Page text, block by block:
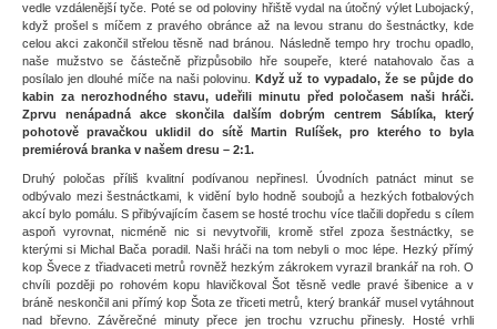
vedle vzdálenější tyče. Poté se od poloviny hřiště vydal na útočný výlet Lubojacký,
když prošel s míčem z pravého obránce až na levou stranu do šestnáctky, kde
celou akci zakončil střelou těsně nad bránou. Následně tempo hry trochu opadlo,
naše mužstvo se částečně přizpůsobilo hře soupeře, které natahovalo čas a
posílalo jen dlouhé míče na naši polovinu. Když už to vypadalo, že se půjde do
kabin za nerozhodného stavu, udeřili minutu před poločasem naši hráči.
Zprvu nenápadná akce skončila dalším dobrým centrem Sáblíka, který
pohotově pravačkou uklidil do sítě Martin Rulíšek, pro kterého to byla
premiérová branka v našem dresu – 2:1.
Druhý poločas příliš kvalitní podívanou nepřinesl. Úvodních patnáct minut se
odbývalo mezi šestnáctkami, k vidění bylo hodně soubojů a hezkých fotbalových
akcí bylo pomálu. S přibývajícím časem se hosté trochu více tlačili dopředu s cílem
aspoň vyrovnat, nicméně nic si nevytvořili, kromě střel zpoza šestnáctky, se
kterými si Michal Bača poradil. Naši hráči na tom nebyli o moc lépe. Hezký přímý
kop Švece z třiadvaceti metrů rovněž hezkým zákrokem vyrazil brankář na roh. O
chvíli později po rohovém kopu hlavičkoval Šot těsně vedle pravé šibenice a v
bráně neskončil ani přímý kop Šota ze třiceti metrů, který brankář musel vytáhnout
nad břevno. Závěrečné minuty přece jen trochu vzruchu přinesly. Hosté vrhli